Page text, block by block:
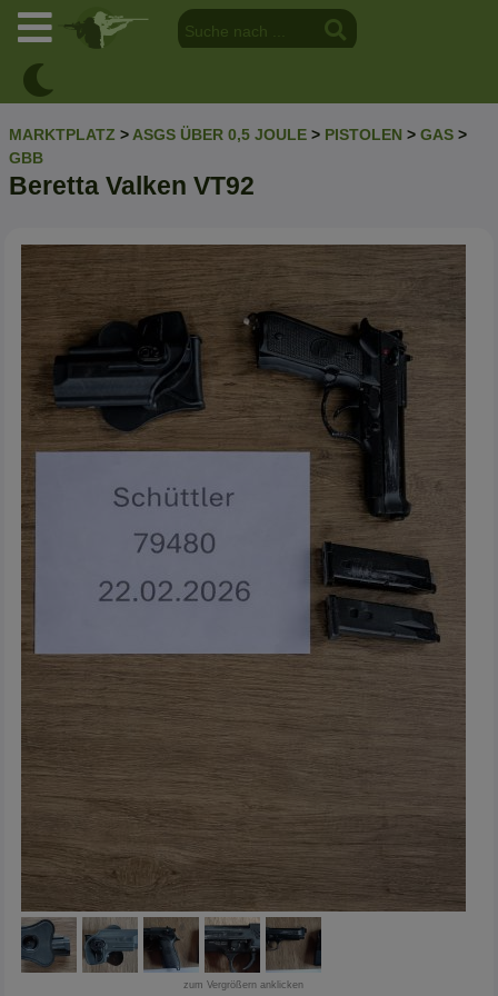
MARKTPLATZ > ASGS ÜBER 0,5 JOULE > PISTOLEN > GAS >
GBB
Beretta Valken VT92
zum Vergrößern anklicken